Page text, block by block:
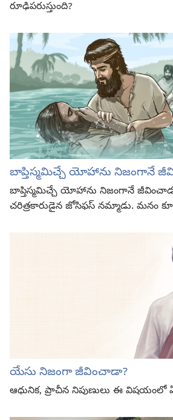
రూఢిపరుస్తుంది?
బాప్తిస్మమిచ్చే యోహాను నిజంగానే
బాప్తిస్మమిచ్చే యోహాను నిజంగానే
చరిత్రకారుడైన జోసిఫస్‌ నమ్మాడు. మనం
యేసు నిజంగా జీవించాడా?
ఆధునిక, ప్రాచీన నిపుణులు ఈ విషయంలో